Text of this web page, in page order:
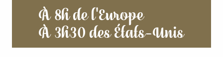
À 8h de l'Europe
À 3h30 des États-Unis